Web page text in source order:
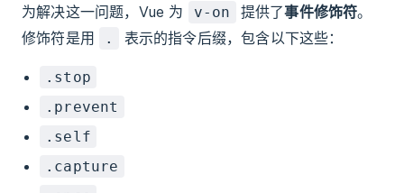
为解决这一问题，Vue 为 v-on 提供了事件修饰符。
修饰符是用
. 表示的指令后缀，包含以下这些：
.stop
.prevent
.self
.capture